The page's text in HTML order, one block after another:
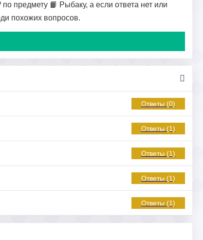
по предмету 📙 Рыбаку, а если ответа нет или
похожих вопросов.
Ответы (0)
Ответы (1)
Ответы (1)
Ответы (1)
Ответы (1)